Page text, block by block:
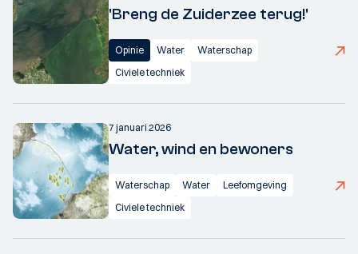
'Breng de Zuiderzee terug!'
Opinie Water
Waterschap
Civiele techniek
7 januari 2026
Water, wind en bewoners
Waterschap Water
Leefomgeving
Civiele techniek